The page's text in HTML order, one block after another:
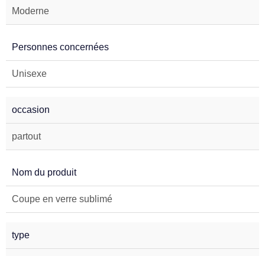
Moderne
Personnes concernées
Unisexe
occasion
partout
Nom du produit
Coupe en verre sublimé
type